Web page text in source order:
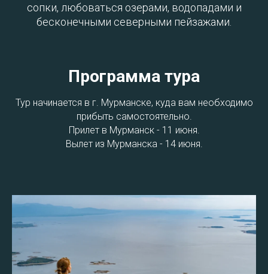
сопки, любоваться озерами, водопадами и
бесконечными северными пейзажами.
Программа тура
Тур начинается в г. Мурманске, куда вам необходимо
прибыть самостоятельно.
Прилет в Мурманск - 11 июня.
Вылет из Мурманска - 14 июня.